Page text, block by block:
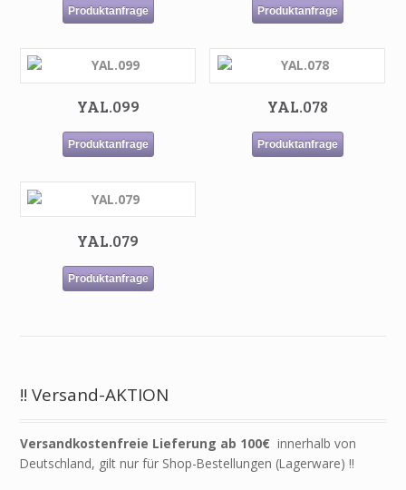
Produktanfrage Produktanfrage
YAL.099
Produktanfrage
YAL.078
Produktanfrage
YAL.079
Produktanfrage
!! Versand-AKTION
Versandkostenfreie Lieferung ab 100€ innerhalb von
Deutschland, gilt nur für Shop-Bestellungen (Lagerware) !!